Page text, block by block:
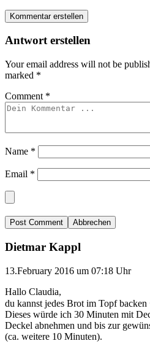
Kommentar erstellen
Antwort erstellen
Your email address will not be
marked *
Comment *
Name *
Email *
Abbrechen
Dietmar Kappl
13.February 2016 um 07:18 Uhr
Hallo Claudia,
du kannst jedes Brot im Topf backen
Dieses würde ich 30 Minuten mit
Deckel abnehmen und bis zur
(ca. weitere 10 Minuten).